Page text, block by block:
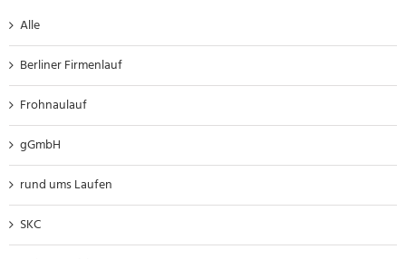
Alle
Berliner Firmenlauf
Frohnaulauf
gGmbH
rund ums Laufen
SKC